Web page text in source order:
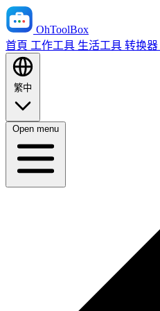
OhToolBox
首頁 工作工具 生活工具 转换器
繁中
Open menu